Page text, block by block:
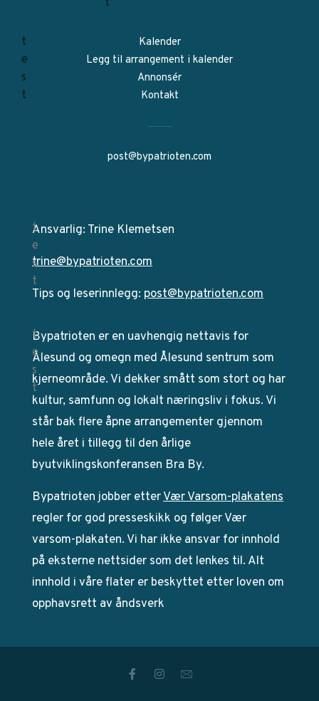
Kalender
Legg til arrangement i kalender
Annonsér
Kontakt
post@bypatrioten.com
Ansvarlig: Trine Klemetsen
trine@bypatrioten.com
Tips og leserinnlegg: post@bypatrioten.com
Bypatrioten er en uavhengig nettavis for
Ålesund og omegn med Ålesund sentrum som
kjerneområde. Vi dekker smått som stort og har
kultur, samfunn og lokalt næringsliv i fokus. Vi
står bak flere åpne arrangementer gjennom
hele året i tillegg til den årlige
byutviklingskonferansen Bra By.
Bypatrioten jobber etterVær Varsom-plakatens
regler for god presseskikk og følger Vær
varsom-plakaten. Vi har ikke ansvar for innhold
på eksterne nettsider som det lenkes til. Alt
innhold i våre flater er beskyttet etter loven om
opphavsrett av åndsverk